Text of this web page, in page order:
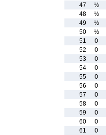
47
½
48
½
49
½
50
½
51
0
52
0
53
0
54
0
55
0
56
0
57
0
58
0
59
0
60
0
61
0